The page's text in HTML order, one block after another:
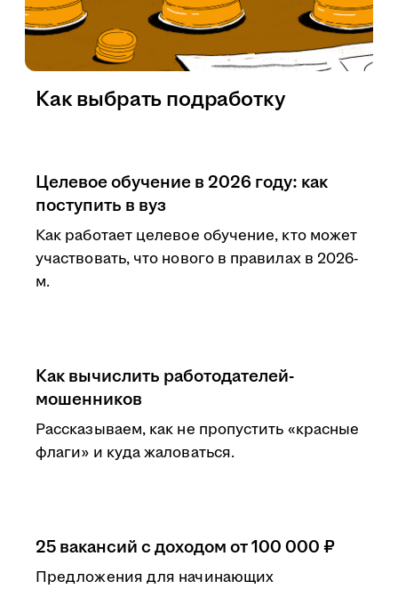
Как выбрать подработку
Целевое обучение в 2026 году: как
поступить в вуз
Как работает целевое обучение, кто может
участвовать, что нового в правилах в 2026-
м.
Как вычислить работодателей-
мошенников
Рассказываем, как не пропустить «красные
флаги» и куда жаловаться.
25 вакансий с доходом от 100 000 ₽
Предложения для начинающих